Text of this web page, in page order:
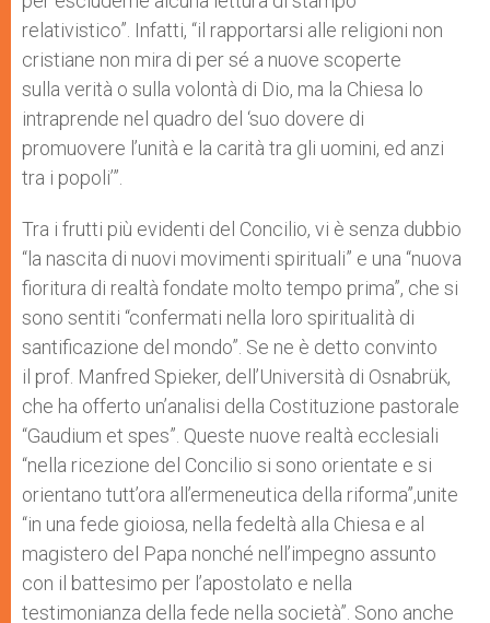
relativistico”. Infatti, “il rapportarsi alle religioni non
cristiane non mira di per sé a nuove scoperte
sulla verità o sulla volontà di Dio, ma la Chiesa lo
intraprende nel quadro del ‘suo dovere di
promuovere l’unità e la carità tra gli uomini, ed anzi
tra i popoli’”.
Tra i frutti più evidenti del Concilio, vi è senza dubbio
“la nascita di nuovi movimenti spirituali” e una “nuova
fioritura di realtà fondate molto tempo prima”, che si
sono sentiti “confermati nella loro spiritualità di
santificazione del mondo”. Se ne è detto convinto
il prof. Manfred Spieker, dell’Università di Osnabrük,
che ha offerto un’analisi della Costituzione pastorale
“Gaudium et spes”. Queste nuove realtà ecclesiali
“nella ricezione del Concilio si sono orientate e si
orientano tutt’ora all’ermeneutica della riforma”,unite
“in una fede gioiosa, nella fedeltà alla Chiesa e al
magistero del Papa nonché nell’impegno assunto
con il battesimo per l’apostolato e nella
testimonianza della fede nella società”. Sono anche